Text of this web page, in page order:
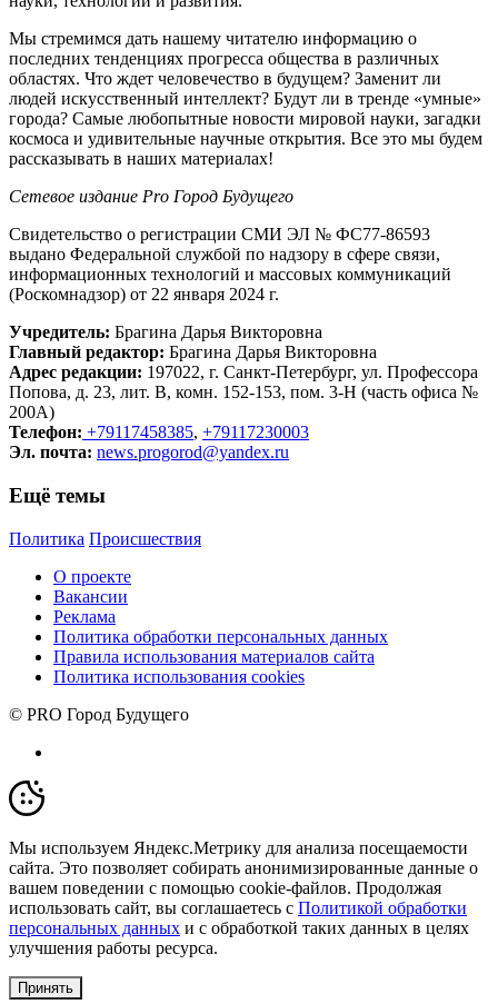
Мы стремимся дать нашему читателю информацию о
последних тенденциях прогресса общества в различных
областях. Что ждет человечество в будущем? Заменит ли
людей искусственный интеллект? Будут ли в тренде «умные»
города? Самые любопытные новости мировой науки, загадки
космоса и удивительные научные открытия. Все это мы будем
рассказывать в наших материалах!
Сетевое издание Рrо Город Будущего
Свидетельство о регистрации СМИ ЭЛ № ФС77-86593
выдано Федеральной службой по надзору в сфере связи,
информационных технологий и массовых коммуникаций
(Роскомнадзор) от 22 января 2024 г.
Учредитель: Брагина Дарья Викторовна
Главный редактор: Брагина Дарья Викторовна
Адрес редакции: 197022, г. Санкт-Петербург, ул. Профессора
Попова, д. 23, лит. В, комн. 152-153, пом. 3-Н (часть офиса №
200А)
Телефон: +79117458385, +79117230003
Эл. почта: news.progorod@yandex.ru
Ещё темы
Политика Происшествия
О проекте
Вакансии
Реклама
Политика обработки персональных данных
Правила использования материалов сайта
Политика использования cookies
© PRO Город Будущего
Мы используем Яндекс.Метрику для анализа посещаемости
сайта. Это позволяет собирать анонимизированные данные о
вашем поведении с помощью cookie-файлов. Продолжая
использовать сайт, вы соглашаетесь с Политикой обработки
персональных данных и с обработкой таких данных в целях
улучшения работы ресурса.
Принять